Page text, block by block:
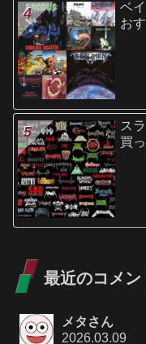
ベ
お
ス
買
最近のコメン
メタさん
2026.03.09